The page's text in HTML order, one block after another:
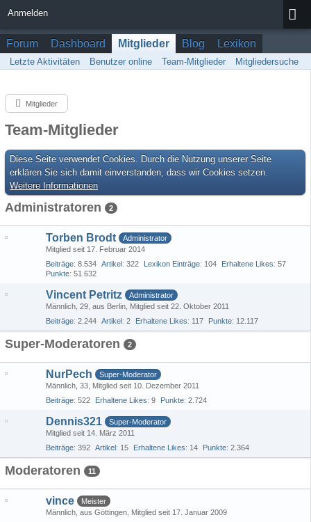
Anmelden
Forum Dashboard Mitglieder Blog Lexikon
Letzte Aktivitäten Benutzer online Team-Mitglieder Mitgliedersuche
Mitglieder
Team-Mitglieder
Diese Seite verwendet Cookies. Durch die Nutzung unserer Seite
erklären Sie sich damit einverstanden, dass wir Cookies setzen.
Weitere Informationen
Administratoren 2
Torben Brodt
Administrator
Mitglied seit 17. Februar 2014
Beiträge 8.534 Artikel 322 Lexikon Einträge 104 Erhaltene Likes 57
Punkte 51.632
Vincent Petritz
Administrator
Männlich 29 aus Berlin Mitglied seit 22. Oktober 2011
Beiträge 2.244 Artikel 2 Erhaltene Likes 117 Punkte 12.117
Super-Moderatoren 2
NurPech
Super-Moderator
Männlich 33 Mitglied seit 10. Dezember 2011
Beiträge 522 Erhaltene Likes 9 Punkte 2.724
Dennis321
Super-Moderator
Mitglied seit 14. März 2011
Beiträge 392 Artikel 15 Erhaltene Likes 14 Punkte 2.364
Moderatoren 11
vince
Meister
Männlich aus Göttingen Mitglied seit 17. Januar 2009